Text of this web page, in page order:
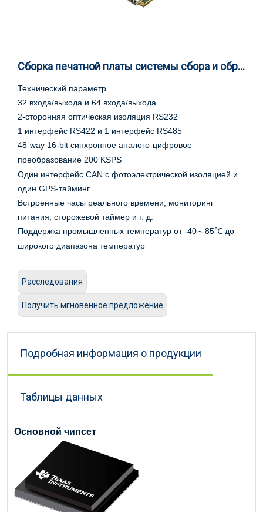
Сборка печатной платы системы сбора и обработки цифровых изображений
Технический параметр
32 входа/выхода и 64 входа/выхода
2-сторонняя оптическая изоляция RS232
1 интерфейс RS422 и 1 интерфейс RS485
48-way 16-bit синхронное аналого-цифровое
преобразование 200 KSPS
Один интерфейс CAN с фотоэлектрической изоляцией и
один GPS-тайминг
Встроенные часы реального времени, мониторинг
питания, сторожевой таймер и т. д.
Поддержка промышленных температур от -40 ～ 85℃ до
широкого диапазона температур
Расследования
Получить мгновенное предложение
Подробная информация о продукции
Таблицы данных
Основной чипсет